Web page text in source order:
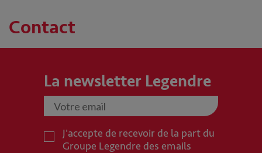
Contact
La newsletter Legendre
J'accepte de recevoir de la part du
Groupe Legendre des emails